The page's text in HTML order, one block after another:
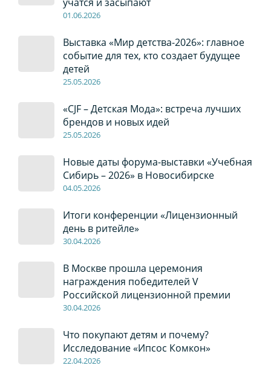
01.06.2026
Выставка «Мир детства-2026»: главное
событие для тех, кто создает будущее
детей
25.05.2026
«CJF – Детская Мода»: встреча лучших
брендов и новых идей
25.05.2026
Новые даты форума-выставки «Учебная
Сибирь – 2026» в Новосибирске
04.05.2026
Итоги конференции «Лицензионный
день в ритейле»
30.04.2026
В Москве прошла церемония
награждения победителей V
Российской лицензионной премии
30.04.2026
Что покупают детям и почему?
Исследование «Ипсос Комкон»
22.04.2026